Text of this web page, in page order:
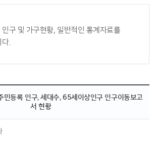
구 및 가구현황, 일반적인 통계자료를
.
등록 인구, 세대수, 65세이상인구 인구이동보고
서 현황